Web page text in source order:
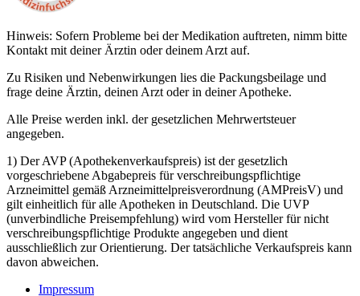
Hinweis: Sofern Probleme bei der Medikation auftreten, nimm bitte
Kontakt mit deiner Ärztin oder deinem Arzt auf.
Zu Risiken und Nebenwirkungen lies die Packungsbeilage und
frage deine Ärztin, deinen Arzt oder in deiner Apotheke.
Alle Preise werden inkl. der gesetzlichen Mehrwertsteuer
angegeben.
1) Der AVP (Apothekenverkaufspreis) ist der gesetzlich
vorgeschriebene Abgabepreis für verschreibungspflichtige
Arzneimittel gemäß Arzneimittelpreisverordnung (AMPreisV) und
gilt einheitlich für alle Apotheken in Deutschland. Die UVP
(unverbindliche Preisempfehlung) wird vom Hersteller für nicht
verschreibungspflichtige Produkte angegeben und dient
ausschließlich zur Orientierung. Der tatsächliche Verkaufspreis kann
davon abweichen.
Impressum